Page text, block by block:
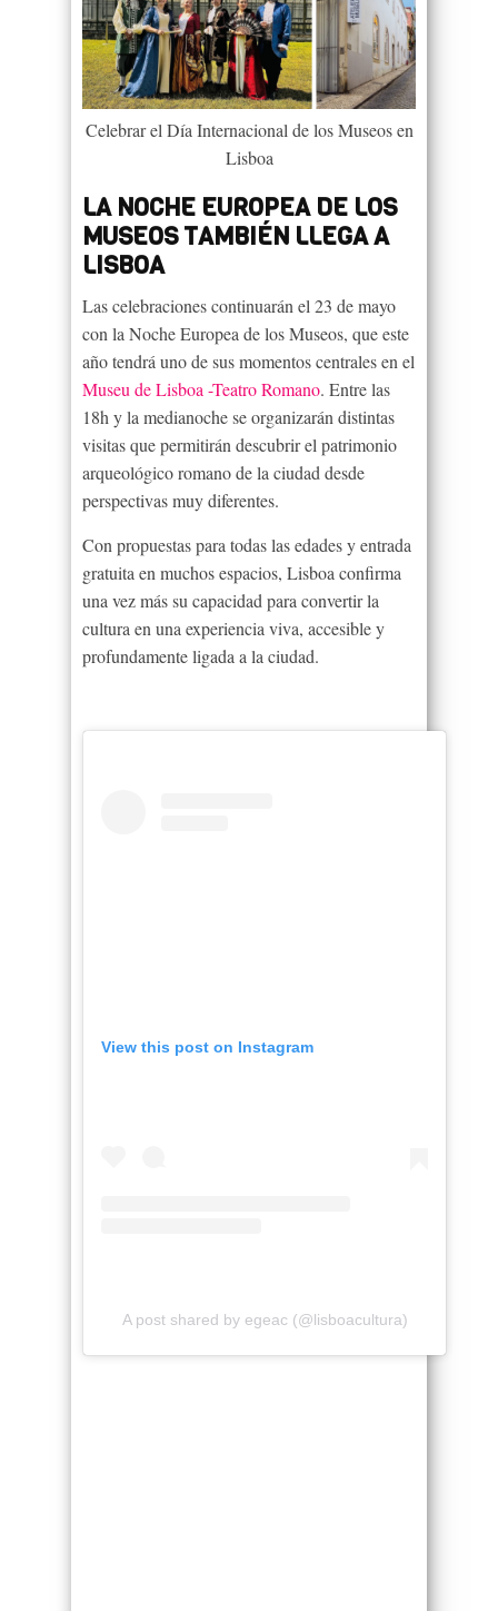
Celebrar el Día Internacional de los Museos en
Lisboa
LA NOCHE EUROPEA DE LOS
MUSEOS TAMBIÉN LLEGA A
LISBOA
Las celebraciones continuarán el 23 de mayo
con la Noche Europea de los Museos, que este
año tendrá uno de sus momentos centrales en el
Museu de Lisboa -Teatro Romano. Entre las
18h y la medianoche se organizarán distintas
visitas que permitirán descubrir el patrimonio
arqueológico romano de la ciudad desde
perspectivas muy diferentes.
Con propuestas para todas las edades y entrada
gratuita en muchos espacios, Lisboa confirma
una vez más su capacidad para convertir la
cultura en una experiencia viva, accesible y
profundamente ligada a la ciudad.
View this post on Instagram
A post shared by egeac (@lisboacultura)